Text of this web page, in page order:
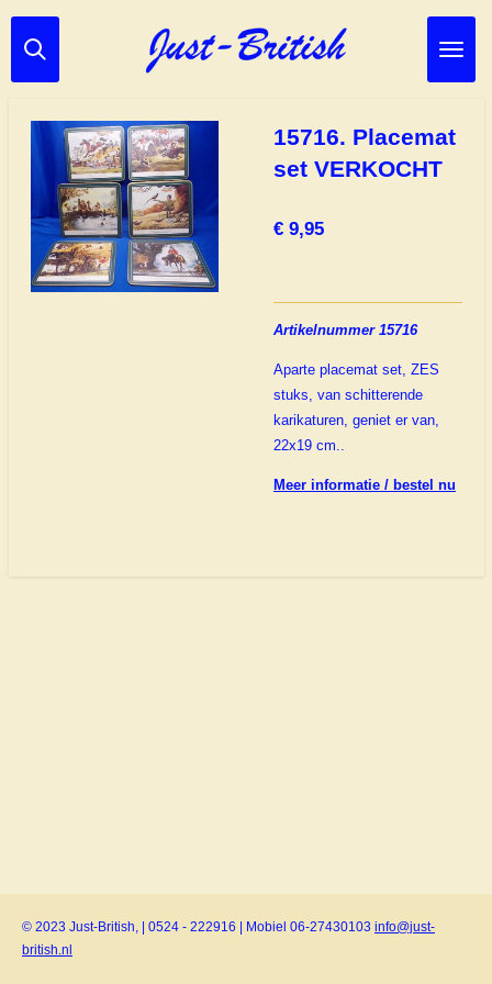
Ga
direct
hoofdinhoud
15716. Placemat
set VERKOCHT
€ 9,95
Artikelnummer 15716
Aparte placemat set, ZES
stuks, van schitterende
karikaturen, geniet er van,
22x19 cm..
Meer informatie / bestel nu
© 2023 Just-British, | 0524 - 222916 | Mobiel 06-27430103 info@just-
british.nl